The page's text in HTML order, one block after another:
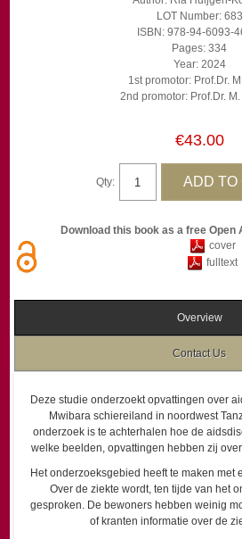
LOT Number: 683
ISBN: 978-94-6093-
Pages: 334
Year: 2024
1st promotor: Prof.Dr.
2nd promotor: Prof.Dr.
€43.00
Qty:
Download this book as a free
cover
fulltext
Overview
Contact Us
Deze studie onderzoekt opvattingen over
Mwibara schiereiland in noordwest
onderzoek is te achterhalen hoe de
welke beelden, opvattingen hebben zij
Het onderzoeksgebied heeft te maken met
Over de ziekte wordt, ten tijde van het
gesproken. De bewoners hebben weinig
of kranten informatie over de